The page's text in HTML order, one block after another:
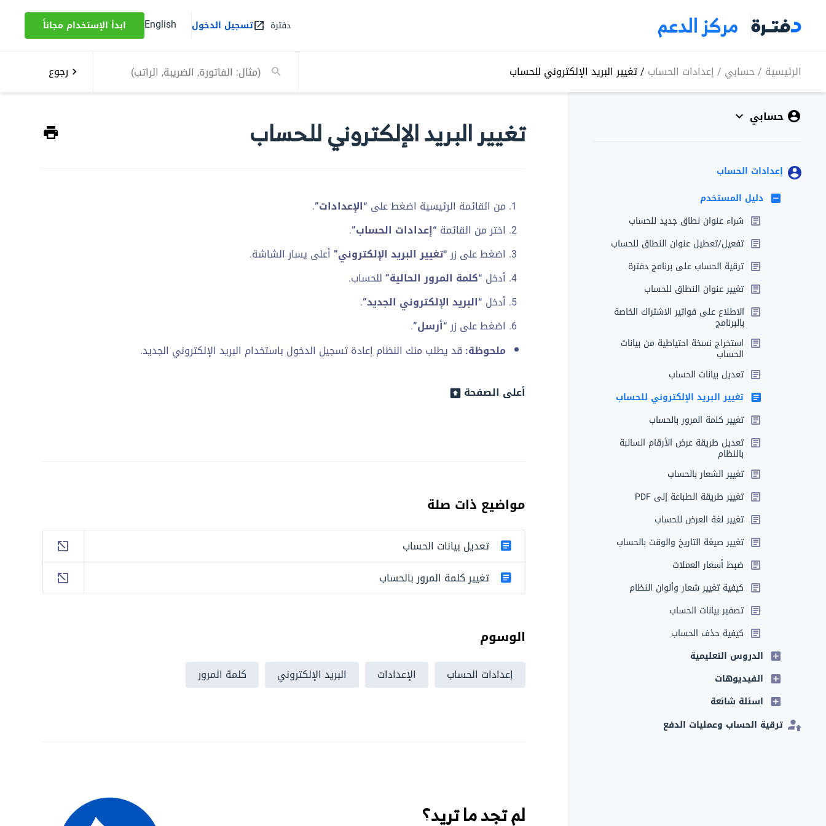
مركز الدعم دفترة تسجيل الدخول English ابدأ الإستخدام مجاناً
الرئيسية /حسابي /إعدادات الحساب /تغيير البريد الإلكتروني للحساب رجوع
حسابي
إعدادات الحساب
دليل المستخدم
شراء عنوان نطاق جديد للحساب
تفعيل/تعطيل عنوان النطاق للحساب
ترقية الحساب على برنامج دفترة
تغيير عنوان النطاق للحساب
الاطلاع على فواتير الاشتراك الخاصة
بالبرنامج
استخراج نسخة احتياطية من بيانات
الحساب
تعديل بيانات الحساب
تغيير البريد الإلكتروني للحساب
تغيير كلمة المرور بالحساب
تعديل طريقة عرض الأرقام السالبة
بالنظام
تغيير الشعار بالحساب
تغيير طريقة الطباعة إلى PDF
تغيير لغة العرض للحساب
تغيير صيغة التاريخ والوقت بالحساب
ضبط أسعار العملات
كيفية تغيير شعار وألوان النظام
تصفير بيانات الحساب
كيفية حذف الحساب
الدروس التعليمية
الفيديوهات
اسئلة شائعة
ترقية الحساب وعمليات الدفع
تغيير البريد الإلكتروني للحساب
من القائمة الرئيسية اضغط على “الإعدادات”.
اختر من القائمة “إعدادات الحساب”.
اضغط على زر“تغيير البريد الإلكتروني”أعلى يسار الشاشة.
أدخل “كلمة المرور الحالية”للحساب.
أدخل “البريد الإلكتروني الجديد”.
اضغط على زر“أرسل”.
ملحوظة: قد يطلب منك النظام إعادة تسجيل الدخول باستخدام البريد الإلكتروني الجديد.
أعلى الصفحة
مواضيع ذات صلة
تعديل بيانات الحساب
تغيير كلمة المرور بالحساب
الوسوم
إعدادات الحساب الإعدادات البريد الإلكتروني كلمة المرور
لم تجد ما تريد؟